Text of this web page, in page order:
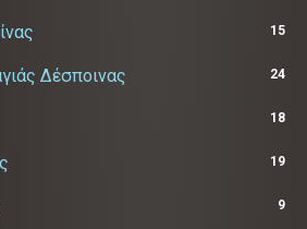
15
Δέσποινας 24
18
19
9